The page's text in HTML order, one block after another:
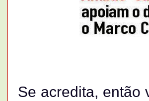
Se acredita, então